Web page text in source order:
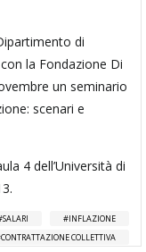
di
la Fondazione Di
un seminario
scenari e
4 dell’Università di
SALARI
INFLAZIONE
CONTRATTAZIONE COLLETTIVA